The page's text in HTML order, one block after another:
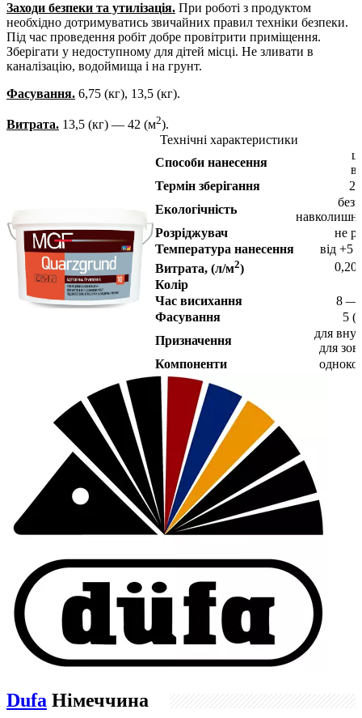
Заходи безпеки та утилізація. При роботі з продуктом
необхідно дотримуватись звичайних правил техніки безпеки.
Під час проведення робіт добре провітрити приміщення.
Зберігати у недоступному для дітей місці. Не зливати в
каналізацію, водоймища і на грунт.
Фасування. 6,75 (кг), 13,5 (кг).
Витрата. 13,5 (кг) — 42 (м2).
Технічні характеристики
Способи нанесення
Термін зберігання
Екологічність
Розріджувач
не
Температура нанесення
від +5
Витрата, (л/м2)
Колір
Час висихання
8 —
Фасування
5
Призначення
для
для
Компоненти
Dufa Німеччина